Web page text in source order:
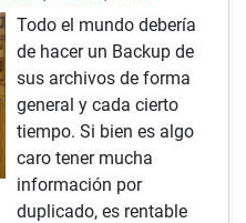
Todo el mundo debería
de hacer un Backup de
sus archivos de forma
general y cada cierto
tiempo. Si bien es algo
caro tener mucha
información por
duplicado, es rentable